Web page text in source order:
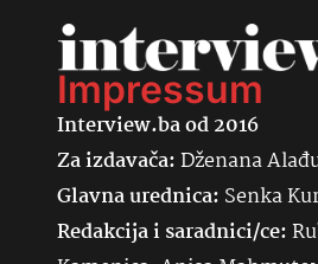
Impressum
Interview.ba od 2016
Za izdavača:Dženana
Glavna urednica: Senka
Redakcija i saradnici/ce: